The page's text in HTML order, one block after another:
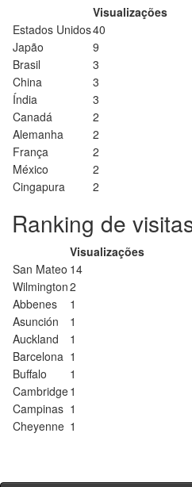
Visualizações
Estados Unidos40
Japão
9
Brasil
3
China
3
Índia
3
Canadá
2
Alemanha
2
França
2
México
2
Cingapura
2
Ranking de
Visualizações
San Mateo 14
Wilmington2
Abbenes
1
Asunción
1
Auckland
1
Barcelona 1
Buffalo
1
Cambridge1
Campinas 1
Cheyenne 1